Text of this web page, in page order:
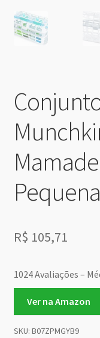
R$ 105,71
1024 Avaliações –
Ver na Amazon
SKU: B07ZPMGYB9